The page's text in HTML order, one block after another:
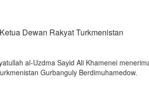
Dewan Rakyat Turkmenistan
al-Uzdma Sayid Ali Khamenei
Gurbanguly Berdimuhamedow.